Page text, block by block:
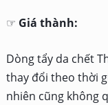
☞ Giá thành:
Dòng tẩy da chết
thay đổi theo thời
nhiên cũng không